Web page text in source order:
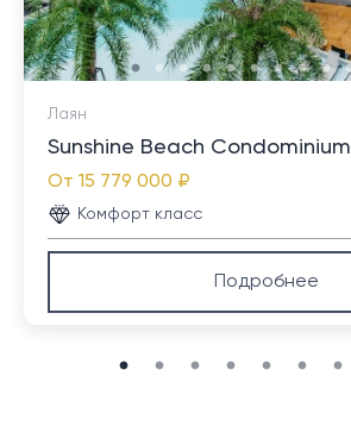
Лаян
Sunshine Beach Condominium
От 15 779 000 ₽
Комфорт класс
Подробнее